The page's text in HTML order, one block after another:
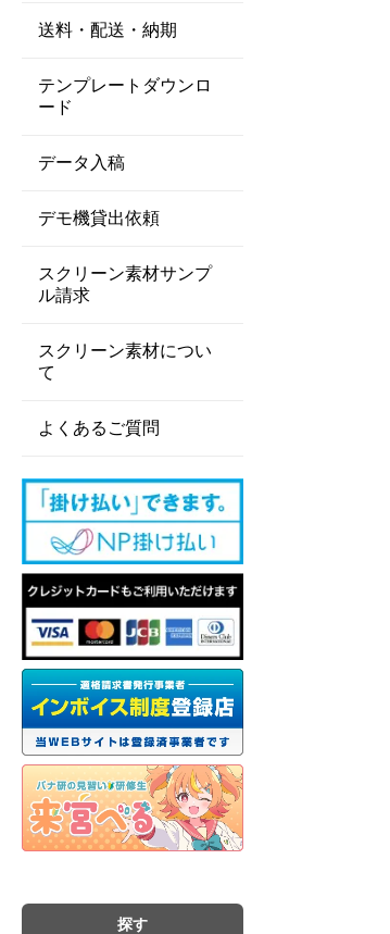
送料・配送・納期
テンプレートダウンロ
ード
データ入稿
デモ機貸出依頼
スクリーン素材サンプ
ル請求
スクリーン素材につい
て
よくあるご質問
探す